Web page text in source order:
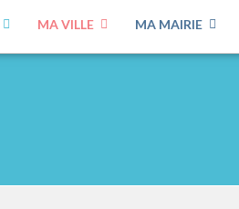
MA VILLE MA MAIRIE